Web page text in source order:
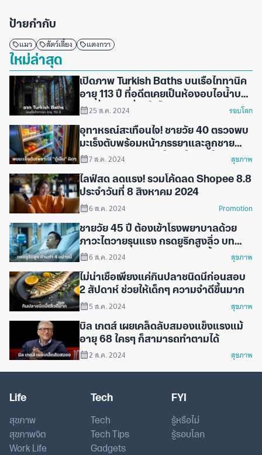
ป้ายกำกับ
แมว สัตว์เลี้ยง แตงกวา
ใหม่ล่าสุด
เปิดภาพ Turkish Baths บนเรือไททานิค
อายุ 113 ปี ที่อดีตเคยเป็นห้องอบไอน้ำบน
เรือที่หรูหราที่สุดในโลก
25 ส.ค. 2024 รอบโลก
อุทาหรณ์สะเทือนใจ! ชายวัย 40 ตรวจพบ
มะเร็งตับพร้อมหน้าภรรยาและลูกชาย
เพียงเพราะความเข้าใจผิดในการใช้ "ตู้
7 ส.ค. 2024 สุขภาพ
ไลฟ์สด ลดแรง! รวมโค้ดลด Shopee 8.8
ประจำวันที่ 8 สิงหาคม 2024
6 ส.ค. 2024 Promotion
ชายวัย 45 ปี ต้องเข้าโรงพยาบาลด้วย
ภาวะไตวายรุนแรง กรดยูริกสูงลิ่ว บท
เรียนสำคัญคือห้ามทำ 4 อย่างนี้ก่อนนอน
6 ส.ค. 2024 สุขภาพ
ไม่น่าเชื่อเพียงแค่กินปลาชนิดนี้ก่อนสอบ
2 สัปดาห์ ช่วยให้เด็กๆ ความจำดีขึ้นมาก
5 ส.ค. 2024 สุขภาพ
บิล เกตส์ เผยเคล็ดลับสมองแข็งแรงแม้
อายุ 68 ใครๆ ก็สามารถทำตามได้
2 ส.ค. 2024 สุขภาพ
Life
สุขภาพ
สุขภาพจิต
Work Life
Tech
Tech
Tech Tips
Gadgets
FYI
รู้หรือไม่
รู้รอบโลก